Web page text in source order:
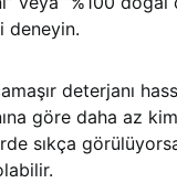
deneyin.
deterjanı
göre daha az
sıkça